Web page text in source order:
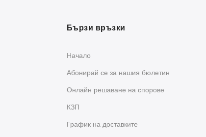
Бързи връзки
Начало
Абонирай се за нашия бюлетин
Oнлайн решаване на спорове
КЗП
График на доставките